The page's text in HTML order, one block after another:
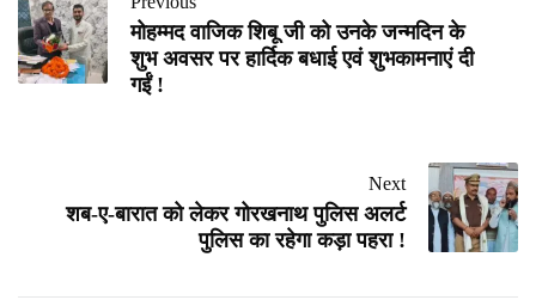
मोहम्मद वाजिक शिबू जी को उनके जन्मदिन के
शुभ अवसर पर हार्दिक बधाई एवं शुभकामनाएं दी
गईं !
Next
शब-ए-बारात को लेकर गोरखनाथ पुलिस अलर्ट
पुलिस का रहेगा कड़ा पहरा !